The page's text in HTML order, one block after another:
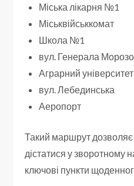
Міська лікарня №1
Міськвійськкомат
Школа №1
вул. Генерала
Аграрний університет
вул. Лебединська
Аеропорт
Такий маршрут
дістатися у зворотному
ключові пункти